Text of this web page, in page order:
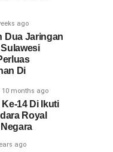
ago
Dua Jaringan
Di
10 months ago
14 Di Ikuti
Royal
ago